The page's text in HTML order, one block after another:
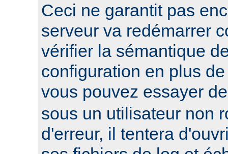
Ceci ne garantit pas
serveur va redémarrer
vérifier la sémantique
configuration en plus
vous pouvez essayer
sous un utilisateur non
d'erreur, il tentera